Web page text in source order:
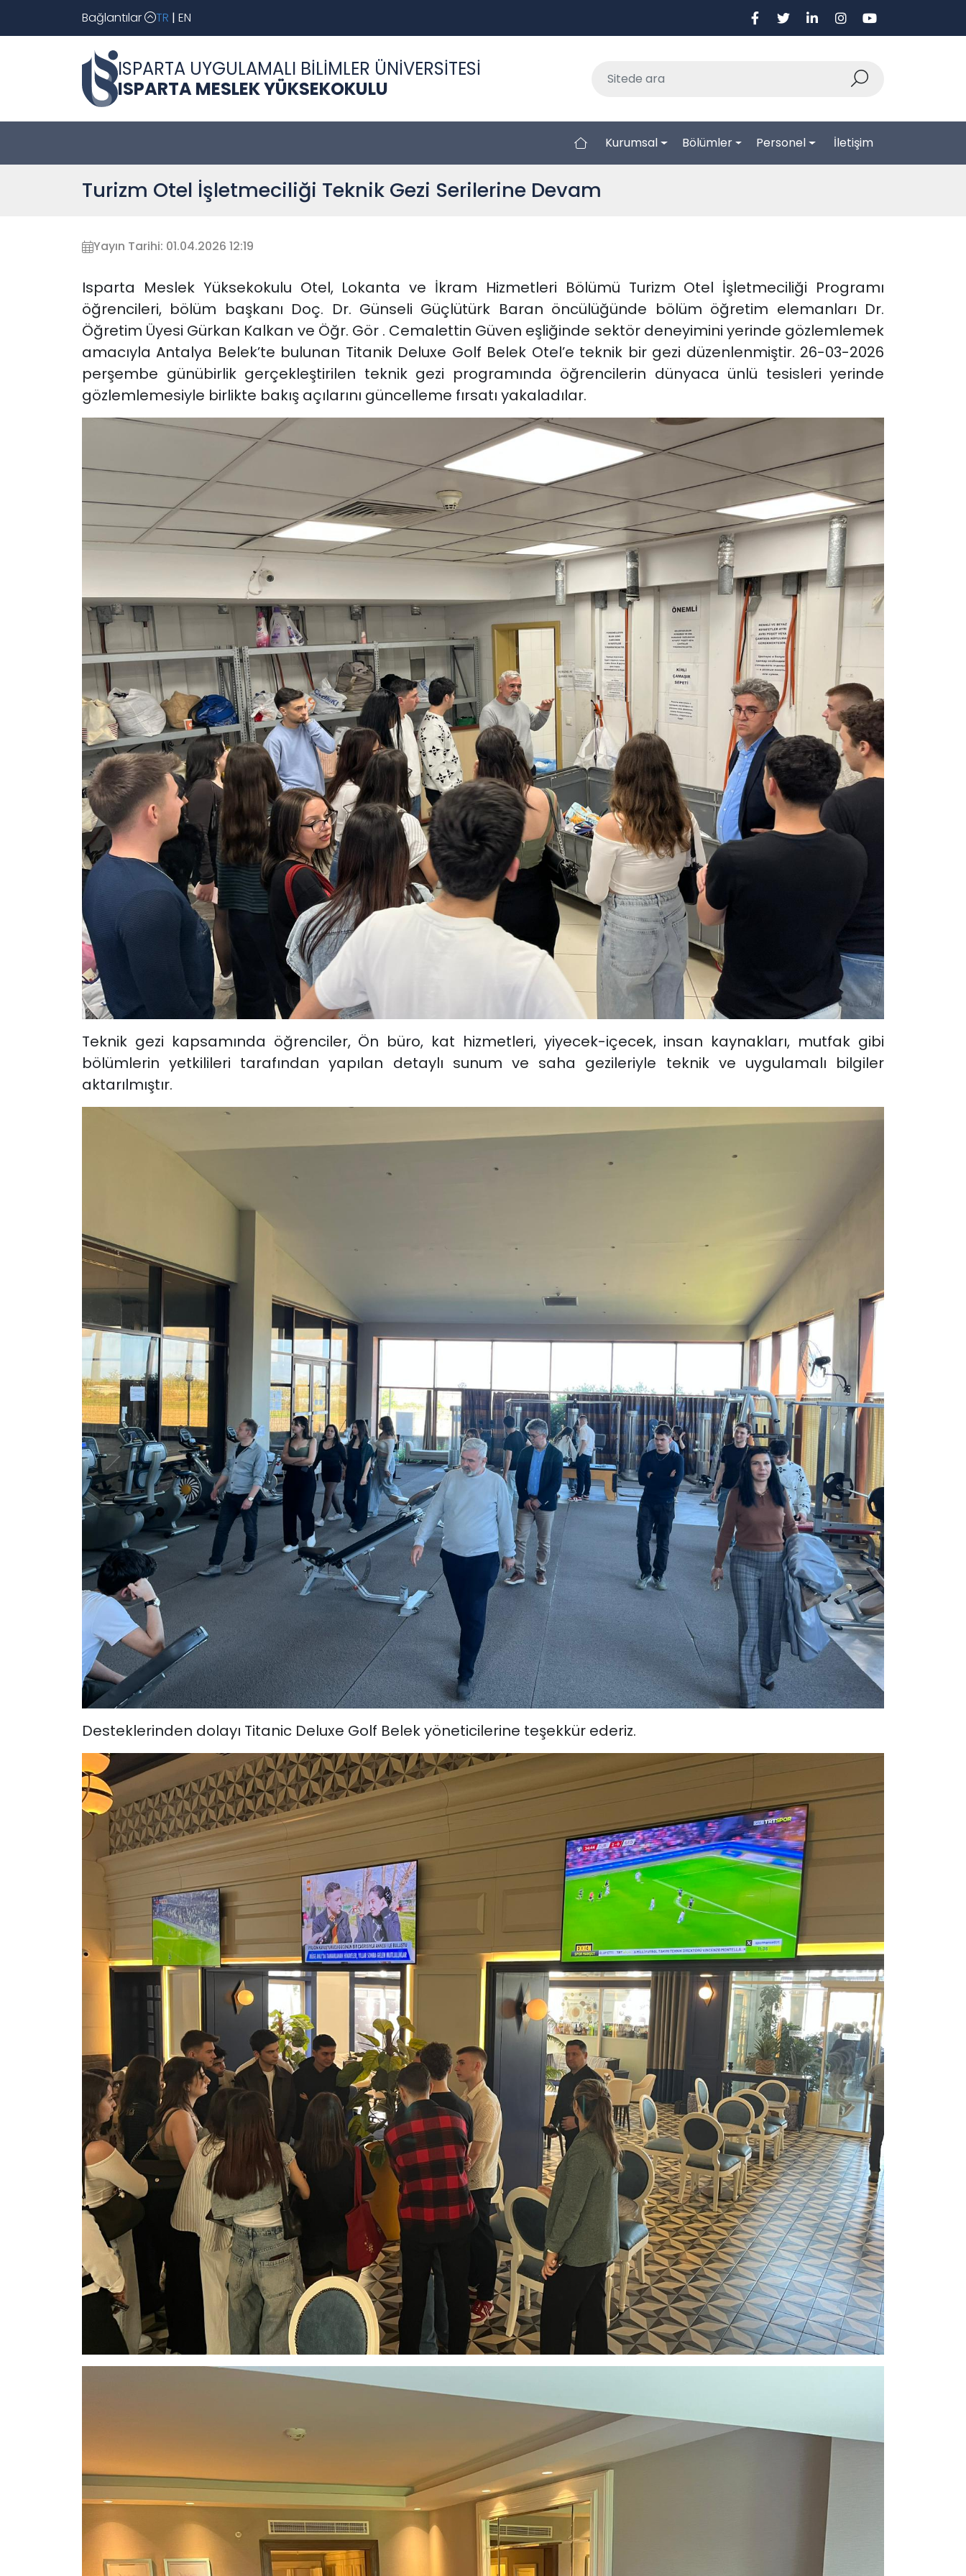
Bağlantılar TR | EN
ISPARTA UYGULAMALI BİLİMLER ÜNİVERSİTESİ
ISPARTA MESLEK YÜKSEKOKULU
Kurumsal Bölümler Personel İletişim
Turizm Otel İşletmeciliği Teknik Gezi Serilerine Devam
Yayın Tarihi: 01.04.2026 12:19
Isparta Meslek Yüksekokulu Otel, Lokanta ve İkram Hizmetleri Bölümü Turizm Otel İşletmeciliği Programı
öğrencileri, bölüm başkanı Doç. Dr. Günseli Güçlütürk Baran öncülüğünde bölüm öğretim elemanları Dr.
Öğretim Üyesi Gürkan Kalkan ve Öğr. Gör . Cemalettin Güven eşliğinde sektör deneyimini yerinde gözlemlemek
amacıyla Antalya Belek’te bulunan Titanik Deluxe Golf Belek Otel’e teknik bir gezi düzenlenmiştir. 26-03-2026
perşembe günübirlik gerçekleştirilen teknik gezi programında öğrencilerin dünyaca ünlü tesisleri yerinde
gözlemlemesiyle birlikte bakış açılarını güncelleme fırsatı yakaladılar.
Teknik gezi kapsamında öğrenciler, Ön büro, kat hizmetleri, yiyecek-içecek, insan kaynakları, mutfak gibi
bölümlerin yetkilileri tarafından yapılan detaylı sunum ve saha gezileriyle teknik ve uygulamalı bilgiler
aktarılmıştır.
Desteklerinden dolayı Titanic Deluxe Golf Belek yöneticilerine teşekkür ederiz.